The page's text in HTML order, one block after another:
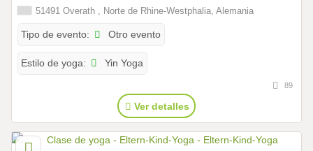
51491 Overath , Norte de Rhine-Westphalia, Alemania
Tipo de evento: Otro evento
Estilo de yoga: Yin Yoga
89
Ver detalles